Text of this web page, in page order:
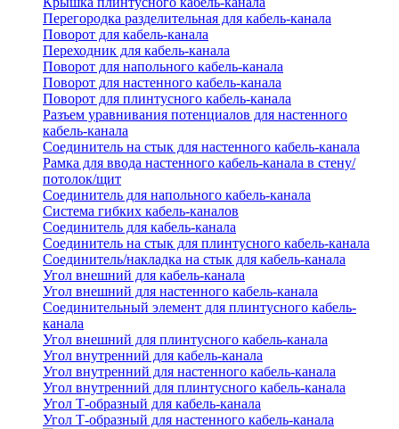
Перегородка разделительная для кабель-канала
Поворот для кабель-канала
Переходник для кабель-канала
Поворот для напольного кабель-канала
Поворот для настенного кабель-канала
Поворот для плинтусного кабель-канала
Разъем уравнивания потенциалов для настенного
кабель-канала
Соединитель на стык для настенного кабель-канала
Рамка для ввода настенного кабель-канала в стену/
потолок/щит
Соединитель для напольного кабель-канала
Система гибких кабель-каналов
Соединитель для кабель-канала
Соединитель на стык для плинтусного кабель-канала
Соединитель/накладка на стык для кабель-канала
Угол внешний для кабель-канала
Угол внешний для настенного кабель-канала
Соединительный элемент для плинтусного кабель-
канала
Угол внешний для плинтусного кабель-канала
Угол внутренний для кабель-канала
Угол внутренний для настенного кабель-канала
Угол внутренний для плинтусного кабель-канала
Угол Т-образный для кабель-канала
Угол Т-образный для настенного кабель-канала